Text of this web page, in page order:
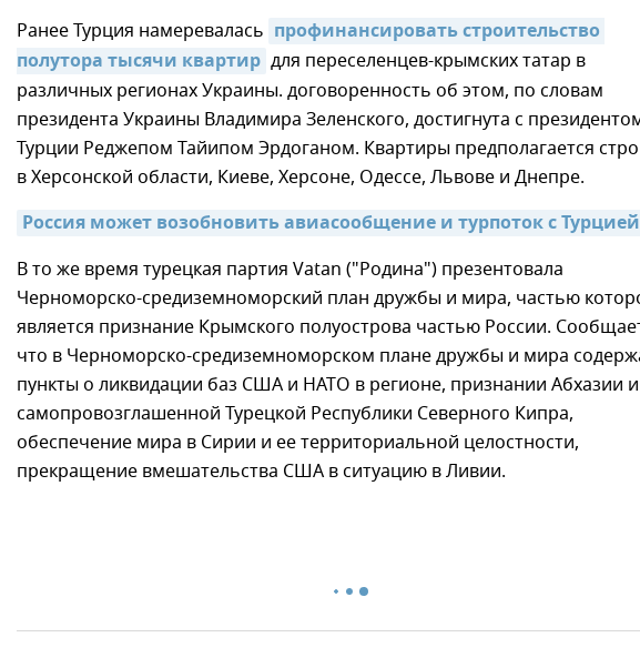
Ранее Турция намеревалась профинансировать строительство
полутора тысячи квартир для переселенцев-крымских татар в
различных регионах Украины. договоренность об этом, по словам
президента Украины Владимира Зеленского, достигнута с
Турции Реджепом Тайипом Эрдоганом. Квартиры предполагается
в Херсонской области, Киеве, Херсоне, Одессе, Львове и Днепре.
Россия может возобновить авиасообщение и турпоток с
В то же время турецкая партия Vatan ("Родина") презентовала
Черноморско-средиземноморский план дружбы и мира, частью
является признание Крымского полуострова частью России.
что в Черноморско-средиземноморском плане дружбы и мира
пункты о ликвидации баз США и НАТО в регионе, признании Абхазии и
самопровозглашенной Турецкой Республики Северного Кипра,
обеспечение мира в Сирии и ее территориальной целостности,
прекращение вмешательства США в ситуацию в Ливии.